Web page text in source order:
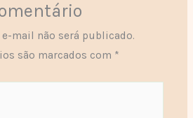
e-mail não será publicado.
são marcados com *